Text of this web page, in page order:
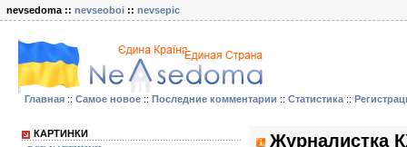
nevsedoma :: nevseoboi :: nevsepic
Главная :: Самое новое :: Последние комментарии :: Статистика ::
КАРТИНКИ
Журналистка